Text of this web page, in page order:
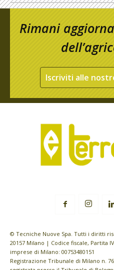
Rimani
Iscriviti alle
© Tecniche Nuove Spa. Tutti i diritti
20157 Milano | Codice fiscale, Partita
imprese di Milano: 00753480151
Registrazione Tribunale di Milano n.